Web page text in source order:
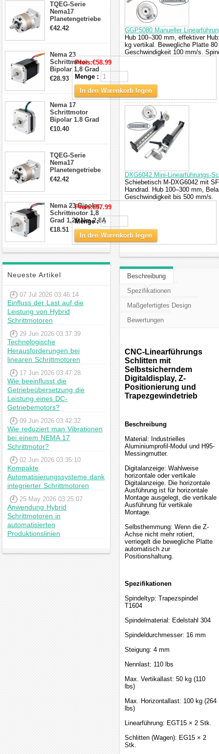
TQEG-Serie
Nema17
Planetengetriebe
5:1 Spiel 15Arc-
€42.42
Nema 23
Schrittmotor
Bipolar 1,8 Grad
2,83Nm 4 A 2,26V
CNC Hybrid-
Schrittmotor mit 8
Anschlüssen
€28.93
Nema 17
Schrittmotor
Bipolar 1.8 Grad
8.7Ncm 1A 3.5V 4
€10.40
TQEG-Serie
Nema17
Planetengetriebe
10:1 Spiel 15Arc-
Schrittmotor
€42.42
Nema 23 Bipolar
Schrittmotor 1,8
Grad 1,26 Nm 2,8A
2,5V 4 Drähte
23hs22-2804s
€18.51
Neueste Artikel
07 Jul 2026 03:46:14
Einfluss der Last auf die
Leistung von Hybrid
Schrittmotoren
29 Jun 2026 03:37:39
Technologische
Herausforderungen bei
linearen Schrittmotoren
17 Jun 2026 03:47:28
Wie beeinflusst die
Getriebeübersetzung die
Leistung eines DC-
Getriebemotors?
09 Jun 2026 03:42:32
Wie reduziert man Vibrationen
bei einem NEMA 17
Schrittmotor?
02 Jun 2026 03:35:10
Kompakte
Automatisierungssysteme dank
integrierter Schrittmotoren
25 May 2026 03:25:07
Anwendung Hybrid
Schrittmotoren in
automatisierten
Produktionslinien
GGP5080 Manueller
Hub 100–300 mm, effektiver
kg vertikal. Bewegliche Platte
Geschwindigkeit 100 mm/s.
Preis:€58.99
Menge :
In den Warenkorb legen
DXG6042 Mini-Linearführungs-
Schiebetisch M-DXG6042 mit
Handrad. Hub 100–300 mm,
Geschwindigkeit bis 500 mm/s.
Preis:€57.99
Menge :
In den Warenkorb legen
Beschreibung
Spezifikationen
Maßgefertigtes Design
Bewertungen
CNC-Linearführungs
Schlitten mit
Selbstsicherndem
Digitaldisplay, Z-
Positionierung und
Trapezgewindetrieb
Beschreibung
Material: Industrielles
Aluminiumprofil-Modul und H95-
Messingmutter.
Digitalanzeige: Wahlweise
horizontale oder vertikale
Digitalanzeige. Die horizontale
Ausführung ist für horizontale
Montage ausgelegt, die vertikale
Ausführung für vertikale
Montage.
Selbsthemmung: Wenn die Z-
Achse nicht mehr rotiert,
verriegelt die bewegliche Platte
automatisch zur
Positionshaltung.
Spezifikationen
Spindeltyp: Trapezspindel
T1604
Spindelmaterial: Edelstahl 304
Spindeldurchmesser: 16 mm
Steigung: 4 mm
Nennlast: 110 lbs
Max. Vertikallast: 50 kg (110
lbs)
Max. Horizontallast: 100 kg (264
lbs)
Linearführung: EGT15 × 2 Stk.
Schlitten (Wagen): EG15 × 2
Stk.